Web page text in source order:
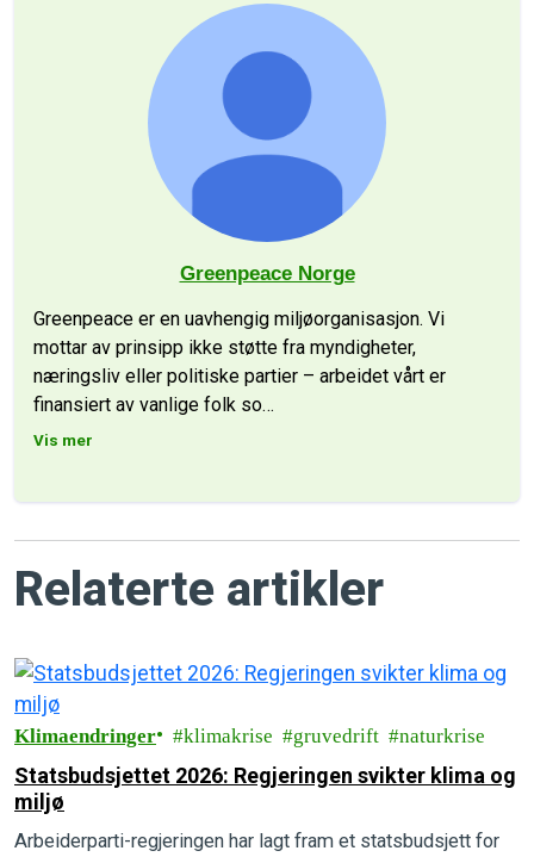
Greenpeace Norge
Greenpeace er en uavhengig miljøorganisasjon. Vi
mottar av prinsipp ikke støtte fra myndigheter,
næringsliv eller politiske partier – arbeidet vårt er
finansiert av vanlige folk so…
Vis mer
Relaterte artikler
Klimaendringer klimakrise gruvedrift naturkrise
Statsbudsjettet 2026: Regjeringen svikter klima og
miljø
Arbeiderparti-regjeringen har lagt fram et statsbudsjett for